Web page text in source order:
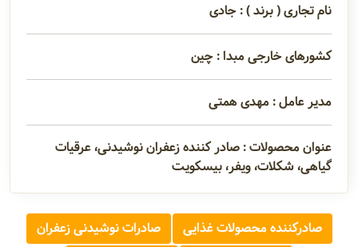
مدیران و
مسئولین
گالری
سابقه
شرکت
نام تجاری ( برند ) : جادی
کشورهای خارجی مبدا : چین
مدیر عامل : مهدی همتی
عنوان محصولات : صادر کننده زعفران نوشیدنی، عرقیات
گیاهی، شکلات، ویفر، بیسکویت
صادرکننده محصولات غذایی صادرات نوشیدنی زعفران